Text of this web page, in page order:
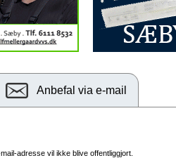
Anbefal via e-mail
adresse vil ikke blive offentliggjort.